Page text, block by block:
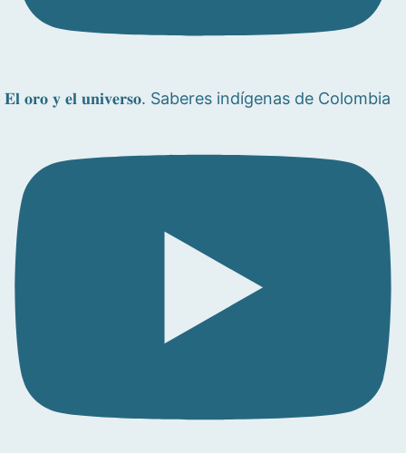
𝐄𝐥 𝐨𝐫𝐨 𝐲 𝐞𝐥 𝐮𝐧𝐢𝐯𝐞𝐫𝐬𝐨. Saberes indígenas de Colombia